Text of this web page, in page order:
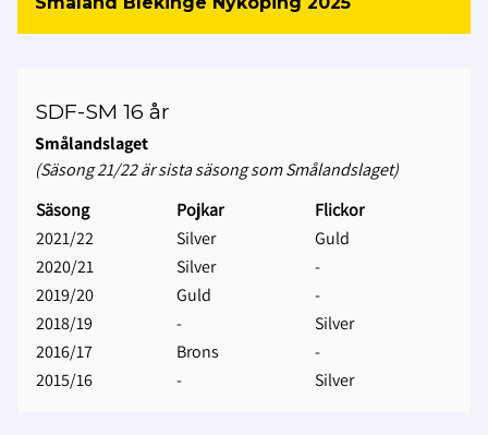
SDF-SM 16 år
Smålandslaget
(Säsong 21/22 är sista säsong som Smålandslaget)
Säsong
Pojkar
Flickor
2021/22
Silver
Guld
2020/21
Silver
-
2019/20
Guld
-
2018/19
-
Silver
2016/17
Brons
-
2015/16
- Silver